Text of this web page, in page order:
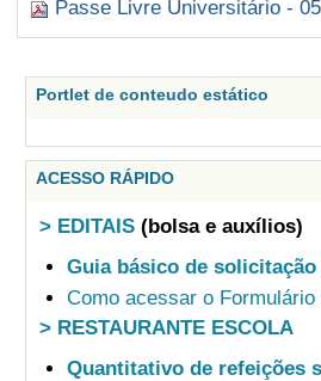
Passe Livre Universitário -
Portlet de conteudo estático
ACESSO RÁPIDO
> EDITAIS (bolsa e auxílios)
Guia básico de
Como acessar o
> RESTAURANTE ESCOLA
Quantitativo de refeições